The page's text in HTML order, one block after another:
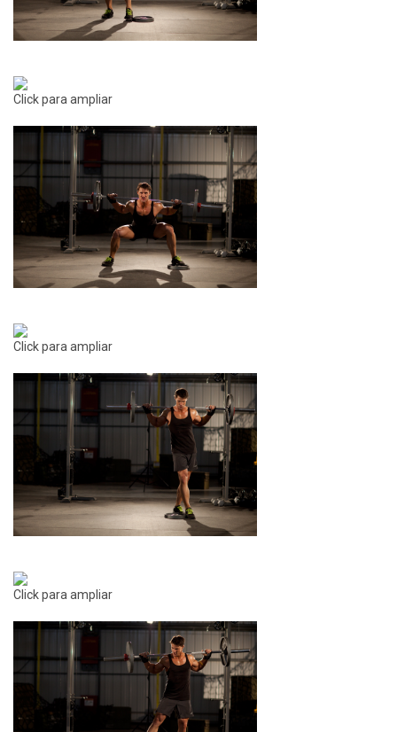
Click para ampliar
Click para ampliar
Click para ampliar